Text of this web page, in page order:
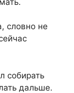
словно не
собирать
дальше.